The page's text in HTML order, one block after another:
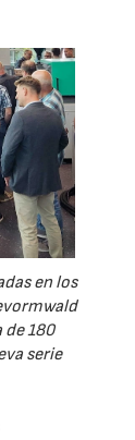
en los
180
serie